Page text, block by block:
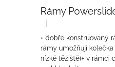
Hodnocení
|
+ dobře konstruovaný
rámy umožňují
nízké těžiště)+ v rámci